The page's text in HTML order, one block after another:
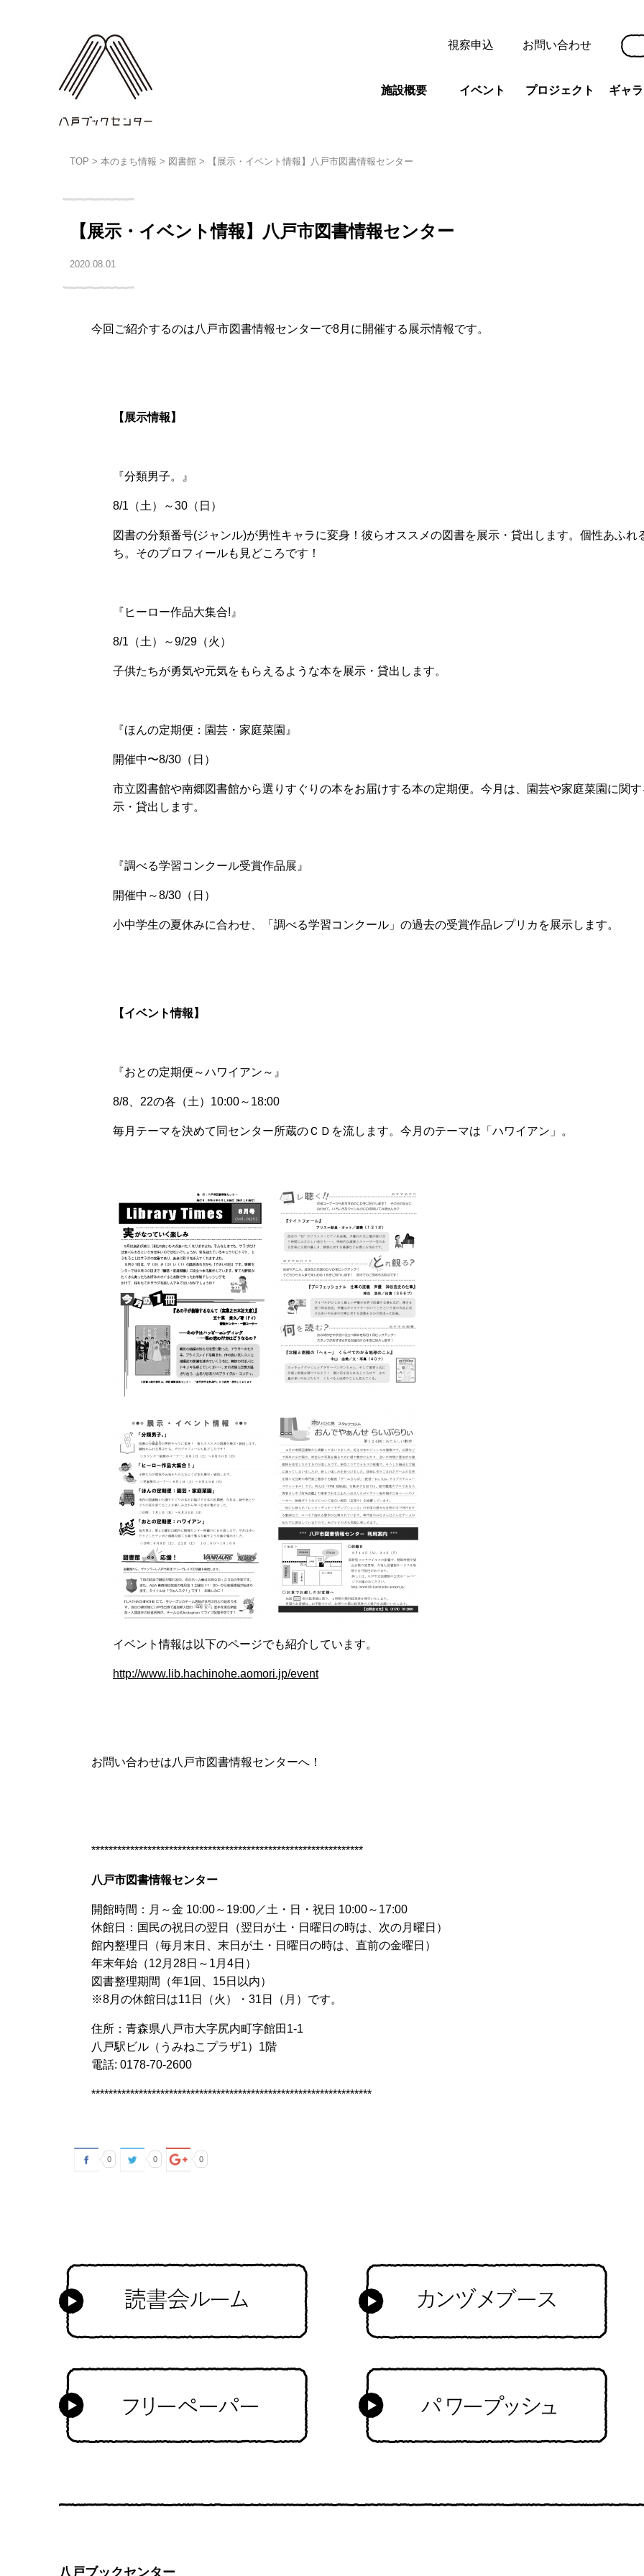
視察申込 お問い合わせ
施設概要 イベント プロジェクト ギャ
TOP > 本のまち情報 > 図書館 > 【展示・イベント情報】八戸市図書情報センター
【展示・イベント情報】八戸市図書情報センター
2020.08.01
今回ご紹介するのは八戸市図書情報センターで8月に開催する展示情報です。
【展示情報】
『分類男子。』
8/1（土）～30（日）
図書の分類番号(ジャンル)が男性キャラに変身！彼らオススメの図書を展示・貸出します。個性あふれ
ち。そのプロフィールも見どころです！
『ヒーロー作品大集合!』
8/1（土）～9/29（火）
子供たちが勇気や元気をもらえるような本を展示・貸出します。
『ほんの定期便：園芸・家庭菜園』
開催中〜8/30（日）
市立図書館や南郷図書館から選りすぐりの本をお届けする本の定期便。今月は、園芸や家庭菜園に関
示・貸出します。
『調べる学習コンクール受賞作品展』
開催中～8/30（日）
小中学生の夏休みに合わせ、「調べる学習コンクール」の過去の受賞作品レプリカを展示します。
【イベント情報】
『おとの定期便～ハワイアン～』
8/8、22の各（土）10:00～18:00
毎月テーマを決めて同センター所蔵のＣＤを流します。今月のテーマは「ハワイアン」。
イベント情報は以下のページでも紹介しています。
http://www.lib.hachinohe.aomori.jp/event
お問い合わせは八戸市図書情報センターへ！
***************************************************************
八戸市図書情報センター
開館時間：月～金 10:00～19:00／土・日・祝日 10:00～17:00
休館日：国民の祝日の翌日（翌日が土・日曜日の時は、次の月曜日）
館内整理日（毎月末日、末日が土・日曜日の時は、直前の金曜日）
年末年始（12月28日～1月4日）
図書整理期間（年1回、15日以内）
※8月の休館日は11日（火）・31日（月）です。
住所：青森県八戸市大字尻内町字館田1-1
八戸駅ビル（うみねこプラザ1）1階
電話: 0178-70-2600
*****************************************************************
0 0 0
八戸ブックセンター